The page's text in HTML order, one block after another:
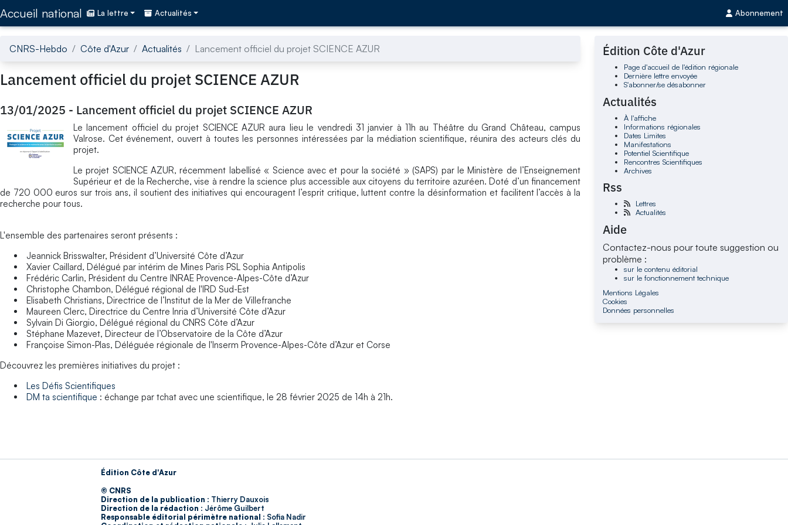
Accueil national La lettre Actualités Abonnement
CNRS-Hebdo Côte d'Azur Actualités Lancement officiel du projet SCIENCE AZUR
Lancement officiel du projet SCIENCE AZUR
13/01/2025 - Lancement officiel du projet SCIENCE AZUR
Le lancement officiel du projet SCIENCE AZUR aura lieu le vendredi 31 janvier à 11h au Théâtre du Grand Château, campus
Valrose. Cet événement, ouvert à toutes les personnes intéressées par la médiation scientifique, réunira des acteurs clés du
projet.
Le projet SCIENCE AZUR, récemment labellisé « Science avec et pour la société » (SAPS) par le Ministère de l’Enseignement
Supérieur et de la Recherche, vise à rendre la science plus accessible aux citoyens du territoire azuréen. Doté d’un financement
de 720 000 euros sur trois ans, il soutient des initiatives qui encouragent l’esprit critique, luttent contre la désinformation et facilitent l’accès à la
recherche pour tous.
L'ensemble des partenaires seront présents :
Jeannick Brisswalter, Président d’Université Côte d’Azur
Xavier Caillard, Délégué par intérim de Mines Paris PSL Sophia Antipolis
Frédéric Carlin, Président du Centre INRAE Provence-Alpes-Côte d’Azur
Christophe Chambon, Délégué régional de l'IRD Sud-Est
Elisabeth Christians, Directrice de l’Institut de la Mer de Villefranche
Maureen Clerc, Directrice du Centre Inria d’Université Côte d’Azur
Sylvain Di Giorgio, Délégué régional du CNRS Côte d’Azur
Stéphane Mazevet, Directeur de l’Observatoire de la Côte d’Azur
Françoise Simon-Plas, Déléguée régionale de l'Inserm Provence-Alpes-Côte d’Azur et Corse
Découvrez les premières initiatives du projet :
Les Défis Scientifiques
DM ta scientifique : échange par tchat avec une scientifique, le 28 février 2025 de 14h à 21h.
Édition Côte d'Azur
Page d'accueil de l'édition régionale
Dernière lettre envoyée
S'abonner/se désabonner
Actualités
À l'affiche
Informations régionales
Dates Limites
Manifestations
Potentiel Scientifique
Rencontres Scientifiques
Archives
Rss
Lettres
Actualités
Aide
Contactez-nous pour toute suggestion ou
problème :
sur le contenu éditorial
sur le fonctionnement technique
Mentions Légales
Cookies
Données personnelles
Édition Côte d'Azur
© CNRS
Direction de la publication : Thierry Dauxois
Direction de la rédaction : Jérôme Guilbert
Responsable éditorial périmètre national : Sofia Nadir